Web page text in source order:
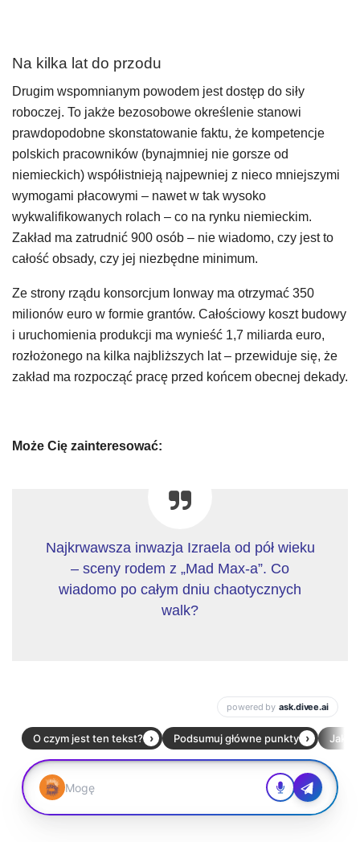
Na kilka lat do przodu
Drugim wspomnianym powodem jest dostęp do siły
roboczej. To jakże bezosobowe określenie stanowi
prawdopodobne skonstatowanie faktu, że kompetencje
polskich pracowników (bynajmniej nie gorsze od
niemieckich) współistnieją najpewniej z nieco mniejszymi
wymogami płacowymi – nawet w tak wysoko
wykwalifikowanych rolach – co na rynku niemieckim.
Zakład ma zatrudnić 900 osób – nie wiadomo, czy jest to
całość obsady, czy jej niezbędne minimum.
Ze strony rządu konsorcjum Ionway ma otrzymać 350
milionów euro w formie grantów. Całościowy koszt budowy
i uruchomienia produkcji ma wynieść 1,7 miliarda euro,
rozłożonego na kilka najbliższych lat – przewiduje się, że
zakład ma rozpocząć pracę przed końcem obecnej dekady.
Może Cię zainteresować:
Najkrwawsza inwazja Izraela od pół wieku
– sceny rodem z „Mad Max-a”. Co
wiadomo po całym dniu chaotycznych
walk?